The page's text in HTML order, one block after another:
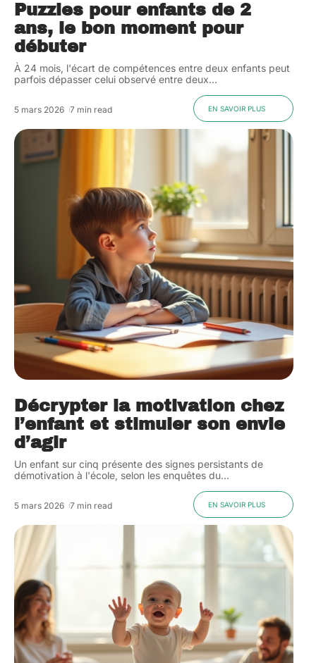
Puzzles pour enfants de 2
ans, le bon moment pour
débuter
À 24 mois, l'écart de compétences entre deux enfants peut
parfois dépasser celui observé entre deux…
5 mars 2026 7 min read EN SAVOIR PLUS
Décrypter la motivation chez
l’enfant et stimuler son envie
d’agir
Un enfant sur cinq présente des signes persistants de
démotivation à l'école, selon les enquêtes du…
5 mars 2026 7 min read EN SAVOIR PLUS